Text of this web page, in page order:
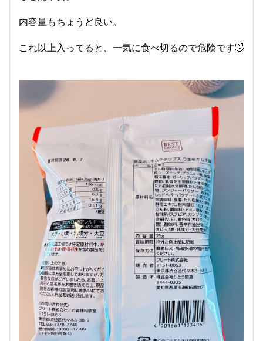
内容量もちょうど良い。
これ以上入ってると、一気に食べ切るので危険です🤣